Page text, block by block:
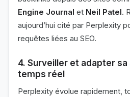
Engine Journal et Neil Patel.
aujourd’hui cité par Perplexity
requêtes liées au SEO.
4. Surveiller et adapter
temps réel
Perplexity évolue rapidement,